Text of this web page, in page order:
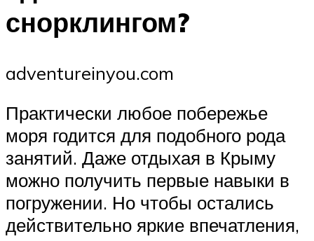
снорклингом?
adventureinyou.com
Практически любое побережье
моря годится для подобного рода
занятий. Даже отдыхая в Крыму
можно получить первые навыки в
погружении. Но чтобы остались
действительно яркие впечатления,